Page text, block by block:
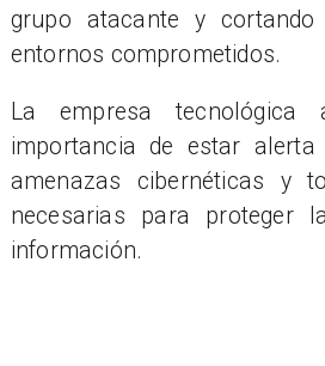
grupo atacante y
entornos comprometidos.
La empresa tecnológica
importancia de estar
amenazas cibernéticas y
necesarias para proteger
información.